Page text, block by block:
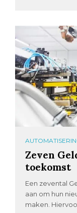
Zeven
toekomst
Een zevental
aan om hun
maken.